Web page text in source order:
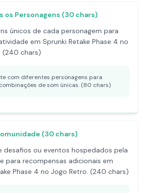
os Personagens (30 chars)
únicos de cada personagem para
em Sprunki Retake Phase 4 no
(240 chars)
com diferentes personagens para
de som únicas. (80 chars)
(30 chars)
desafios ou eventos hospedados pela
para recompensas adicionais em
Phase 4 no Jogo Retro. (240 chars)